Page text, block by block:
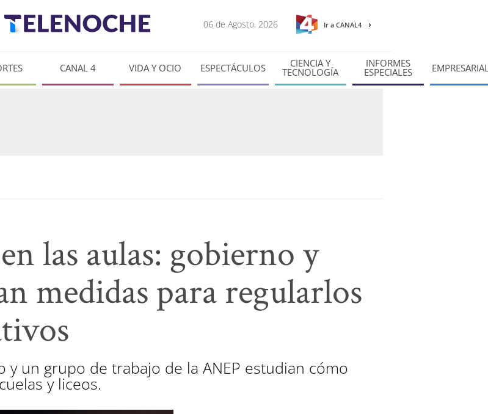
06 de Agosto, 2026 Ir a CANAL4
CANAL 4 VIDA Y OCIO ESPECTÁCULOS CIENCIA Y
TECNOLOGÍA
INFORMES
ESPECIALES
las aulas: gobierno y
medidas para regularlos
un grupo de trabajo de la ANEP estudian cómo
y liceos.